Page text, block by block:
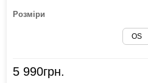
Розміри
OS
5 990грн.